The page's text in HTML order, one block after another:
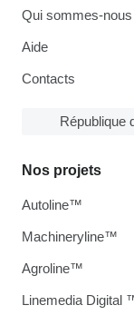
Qui sommes-nous
Aide
Contacts
République
Nos projets
Autoline™
Machineryline™
Agroline™
Linemedia Digital